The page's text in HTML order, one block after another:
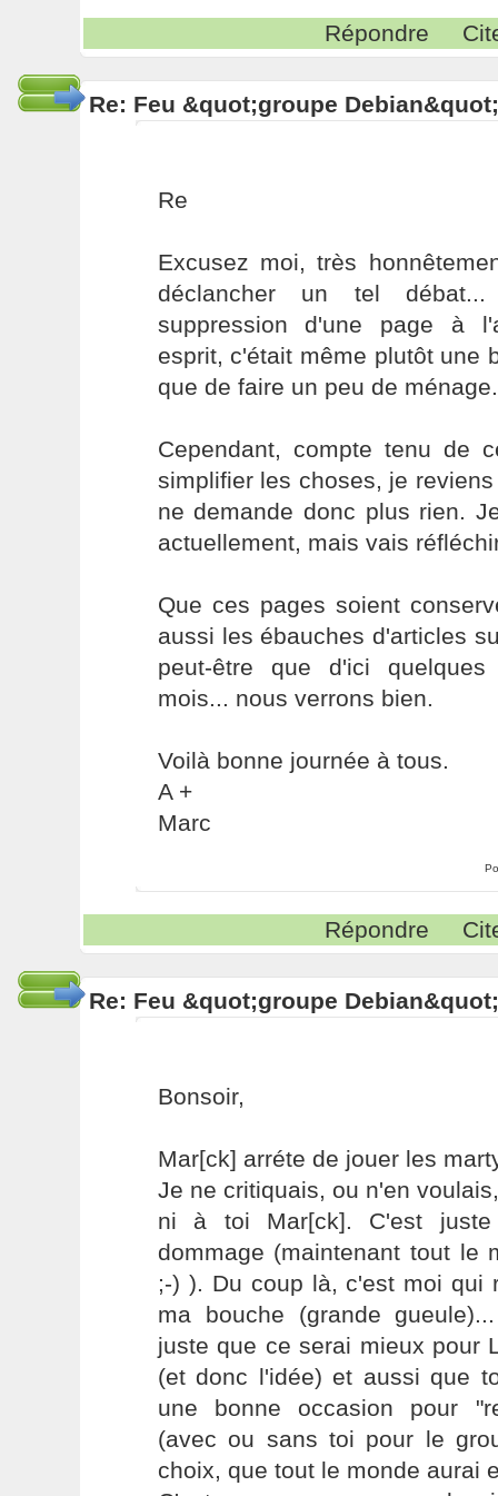
Répondre
Re: Feu &quot;groupe Debian&quot;
Re
Excusez moi, très
déclancher un tel
suppression d'une page à
esprit, c'était même plutôt une
que de faire un peu de ménage.
Cependant, compte tenu de
simplifier les choses, je
ne demande donc plus rien.
actuellement, mais vais
Que ces pages soient
aussi les ébauches d'articles
peut-être que d'ici
mois... nous verrons bien.
Voilà bonne journée à tous.
A +
Marc
Répondre
Re: Feu &quot;groupe Debian&quot;
Bonsoir,
Mar[ck] arréte de jouer les
Je ne critiquais, ou n'en
ni à toi Mar[ck]. C'est
dommage (maintenant tout le
;-) ). Du coup là, c'est moi qui
ma bouche (grande
juste que ce serai mieux pour
(et donc l'idée) et aussi que
une bonne occasion pour
(avec ou sans toi pour le
choix, que tout le monde aurai